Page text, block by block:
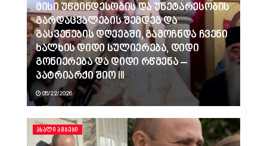
მისი უწმინდესობის და უნეტარესობის
გარდაცვალების შემდეგ და
გასვენების დღეებში, გამოჩნდა ჩვენი
ხალხის დიდი სულიერება, დიდი
გონიერება და დიდი რწმენა –
პატრიარქი შიო III
05/22/2026
ᲐᲮᲐᲚᲘ ᲐᲛᲑᲔᲑᲘ